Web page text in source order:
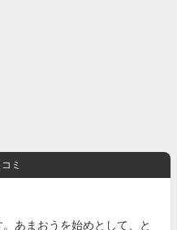
ミ
あまおうを始めとして、と